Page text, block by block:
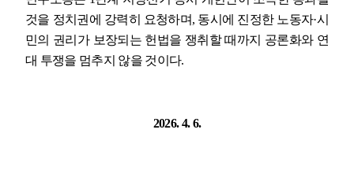
것을 정치권에 강력히 요청하며, 동시에 진정한 노동자·시
민의 권리가 보장되는 헌법을 쟁취할 때까지 공론화와 연
대 투쟁을 멈추지 않을 것이다.
2026. 4. 6.